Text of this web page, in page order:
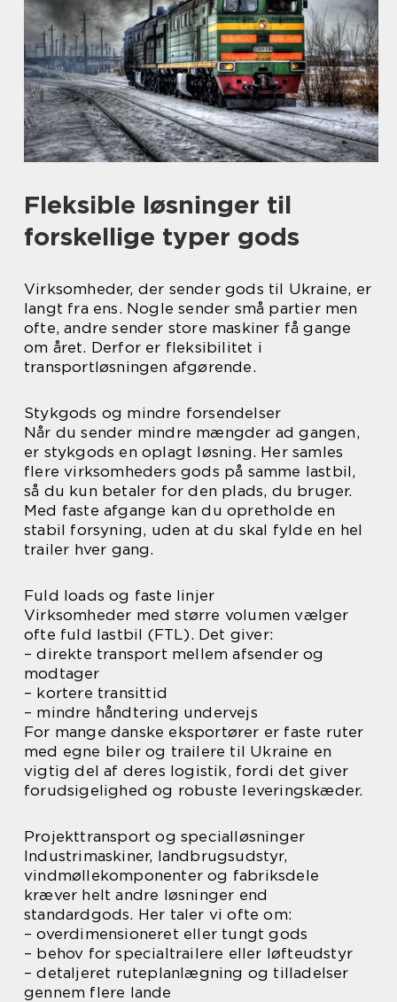
Fleksible løsninger til
forskellige typer gods
Virksomheder, der sender gods til Ukraine, er
langt fra ens. Nogle sender små partier men
ofte, andre sender store maskiner få gange
om året. Derfor er fleksibilitet i
transportløsningen afgørende.
Stykgods og mindre forsendelser
Når du sender mindre mængder ad gangen,
er stykgods en oplagt løsning. Her samles
flere virksomheders gods på samme lastbil,
så du kun betaler for den plads, du bruger.
Med faste afgange kan du opretholde en
stabil forsyning, uden at du skal fylde en hel
trailer hver gang.
Fuld loads og faste linjer
Virksomheder med større volumen vælger
ofte fuld lastbil (FTL). Det giver:
– direkte transport mellem afsender og
modtager
– kortere transittid
– mindre håndtering undervejs
For mange danske eksportører er faste ruter
med egne biler og trailere til Ukraine en
vigtig del af deres logistik, fordi det giver
forudsigelighed og robuste leveringskæder.
Projekttransport og specialløsninger
Industrimaskiner, landbrugsudstyr,
vindmøllekomponenter og fabriksdele
kræver helt andre løsninger end
standardgods. Her taler vi ofte om:
– overdimensioneret eller tungt gods
– behov for specialtrailere eller løfteudstyr
– detaljeret ruteplanlægning og tilladelser
gennem flere lande